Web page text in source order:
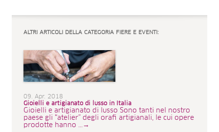
ALTRI ARTICOLI DELLA CATEGORIA FIERE E EVENTI:
09. Apr. 2018
Gioielli e artigianato di lusso in Italia
Gioielli e artigianato di lusso Sono tanti nel nostro
paese gli “atelier” degli orafi artigianali, le cui opere
prodotte hanno ...→